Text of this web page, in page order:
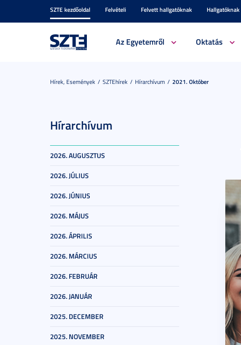
SZTE kezdőoldal Felvételi Felvett hallgatóknak Hallgatóknak
Az Egyetemről Oktatás
Hírek, Események SZTEhírek Hírarchívum 2021. Október
Hírarchívum
2026. AUGUSZTUS
2026. JÚLIUS
2026. JÚNIUS
2026. MÁJUS
2026. ÁPRILIS
2026. MÁRCIUS
2026. FEBRUÁR
2026. JANUÁR
2025. DECEMBER
2025. NOVEMBER